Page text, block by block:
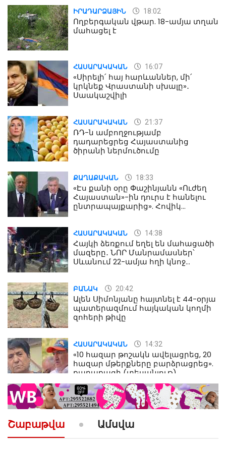
ԻՐԱԴԱՐՁԱՅԻՆ 18:02
Ողբերգական վթար. 18-ամյա տղան
մահացել է
ՀԱՍԱՐԱԿԱԿԱՆ 16:07
«Սիրելի՛ հայ հարևաններ, մի՛
կրկնեք Վրաստանի սխալը»․
Սաակաշվիլի
ՀԱՍԱՐԱԿԱԿԱՆ 21:37
ՌԴ-ն ամբողջությամբ
դադարեցրեց Հայաստանից
ծիրանի ներմուծումը
ՔԱՂԱՔԱԿԱՆ 18:33
«Էս քանի օրը Փաշինյանն «Ուժեղ
Հայաստան»-ին դուրս է հանելու
ընտրապայքարից». Հովիկ
ՀԱՍԱՐԱԿԱԿԱՆ 14:38
Հայկի ձեռքում եղել են մահացածի
մազերը․ ՆՈՐ Մանրամասներ՝
Սևանում 22-ամյա հղի կնոջ
ԲԱՆԱԿ 20:42
Ալեն Սիմոնյանը հայտնել է 44-օրյա
պատերազմում հայկական կողմի
զոհերի թիվը
ՀԱՍԱՐԱԿԱԿԱՆ 14:32
«10 հազար թոշակն ավելացրեց, 20
հազար մթերքները բարձրացրեց».
քաղաքացի (տեսանյութ)
ՔԱՂԱՔԱԿԱՆ 10:52
«Լեզվիդ տալու փոխարեն
արտաբերիր այս երկու
նախադասությունը»․ Իշխան
Շաբաթվա Ամսվա